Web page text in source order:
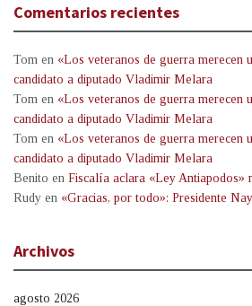
Comentarios recientes
Tom en «Los veteranos de guerra merecen
candidato a diputado Vladimir Melara
Tom en «Los veteranos de guerra merecen
candidato a diputado Vladimir Melara
Tom en «Los veteranos de guerra merecen
candidato a diputado Vladimir Melara
Benito en Fiscalía aclara «Ley Antiapodos»
Rudy en «Gracias, por todo»: Presidente
Archivos
agosto 2026